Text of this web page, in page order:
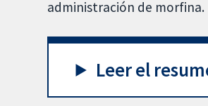
administración de morfina.
Leer el